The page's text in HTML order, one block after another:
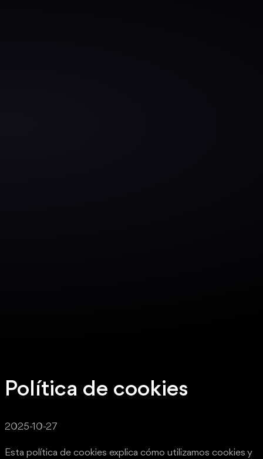
Política de cookies
2025-10-27
Esta política de cookies explica cómo utilizamos cookies y